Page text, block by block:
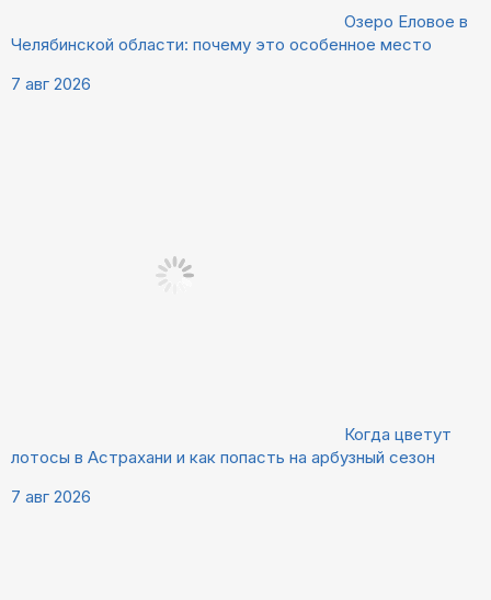
Озеро Еловое в
Челябинской области: почему это особенное место
7 авг 2026
Когда цветут
лотосы в Астрахани и как попасть на арбузный сезон
7 авг 2026